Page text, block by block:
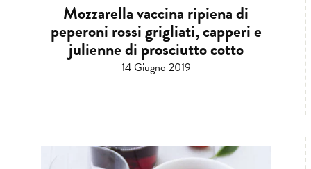
Mozzarella vaccina ripiena di
peperoni rossi grigliati, capperi e
julienne di prosciutto cotto
14 Giugno 2019